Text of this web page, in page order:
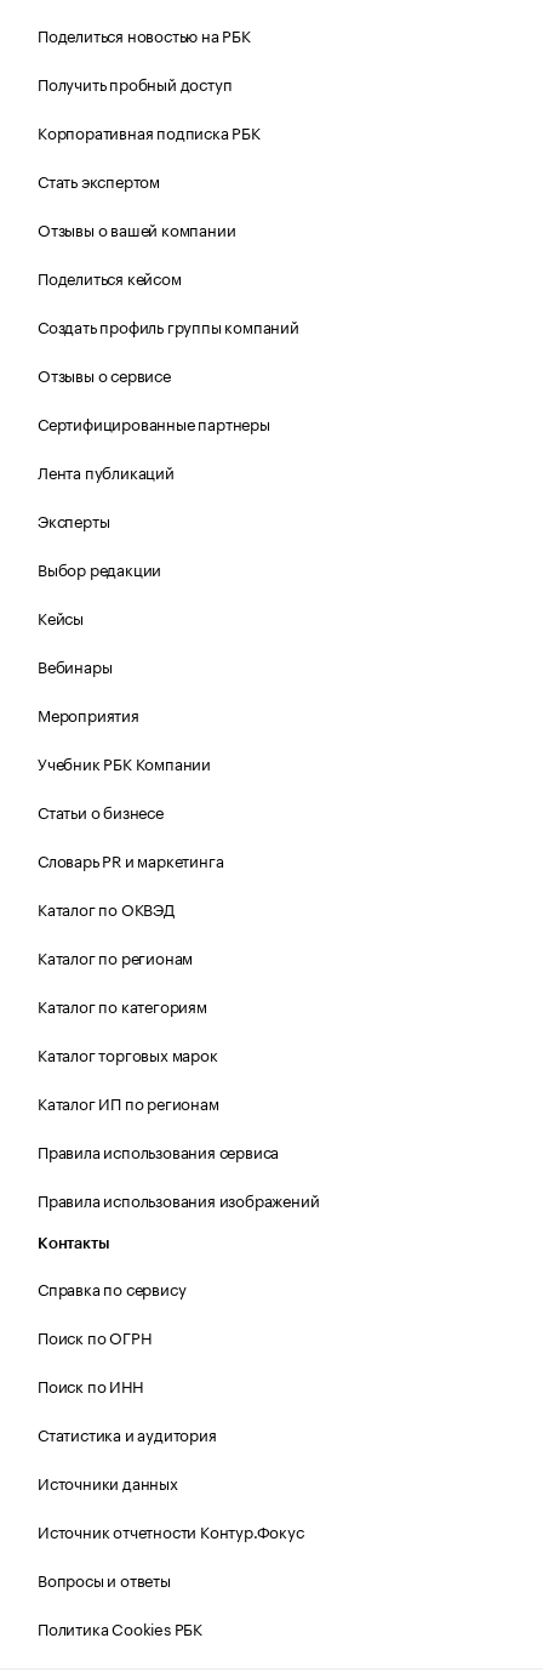
Поделиться новостью на РБК
Получить пробный доступ
Корпоративная подписка РБК
Стать экспертом
Отзывы о вашей компании
Поделиться кейсом
Создать профиль группы компаний
Отзывы о сервисе
Сертифицированные партнеры
Лента публикаций
Эксперты
Выбор редакции
Кейсы
Вебинары
Мероприятия
Учебник РБК Компании
Статьи о бизнесе
Словарь PR и маркетинга
Каталог по ОКВЭД
Каталог по регионам
Каталог по категориям
Каталог торговых марок
Каталог ИП по регионам
Правила использования сервиса
Правила использования изображений
Контакты
Справка по сервису
Поиск по ОГРН
Поиск по ИНН
Статистика и аудитория
Источники данных
Источник отчетности Контур.Фокус
Вопросы и ответы
Политика Cookies РБК